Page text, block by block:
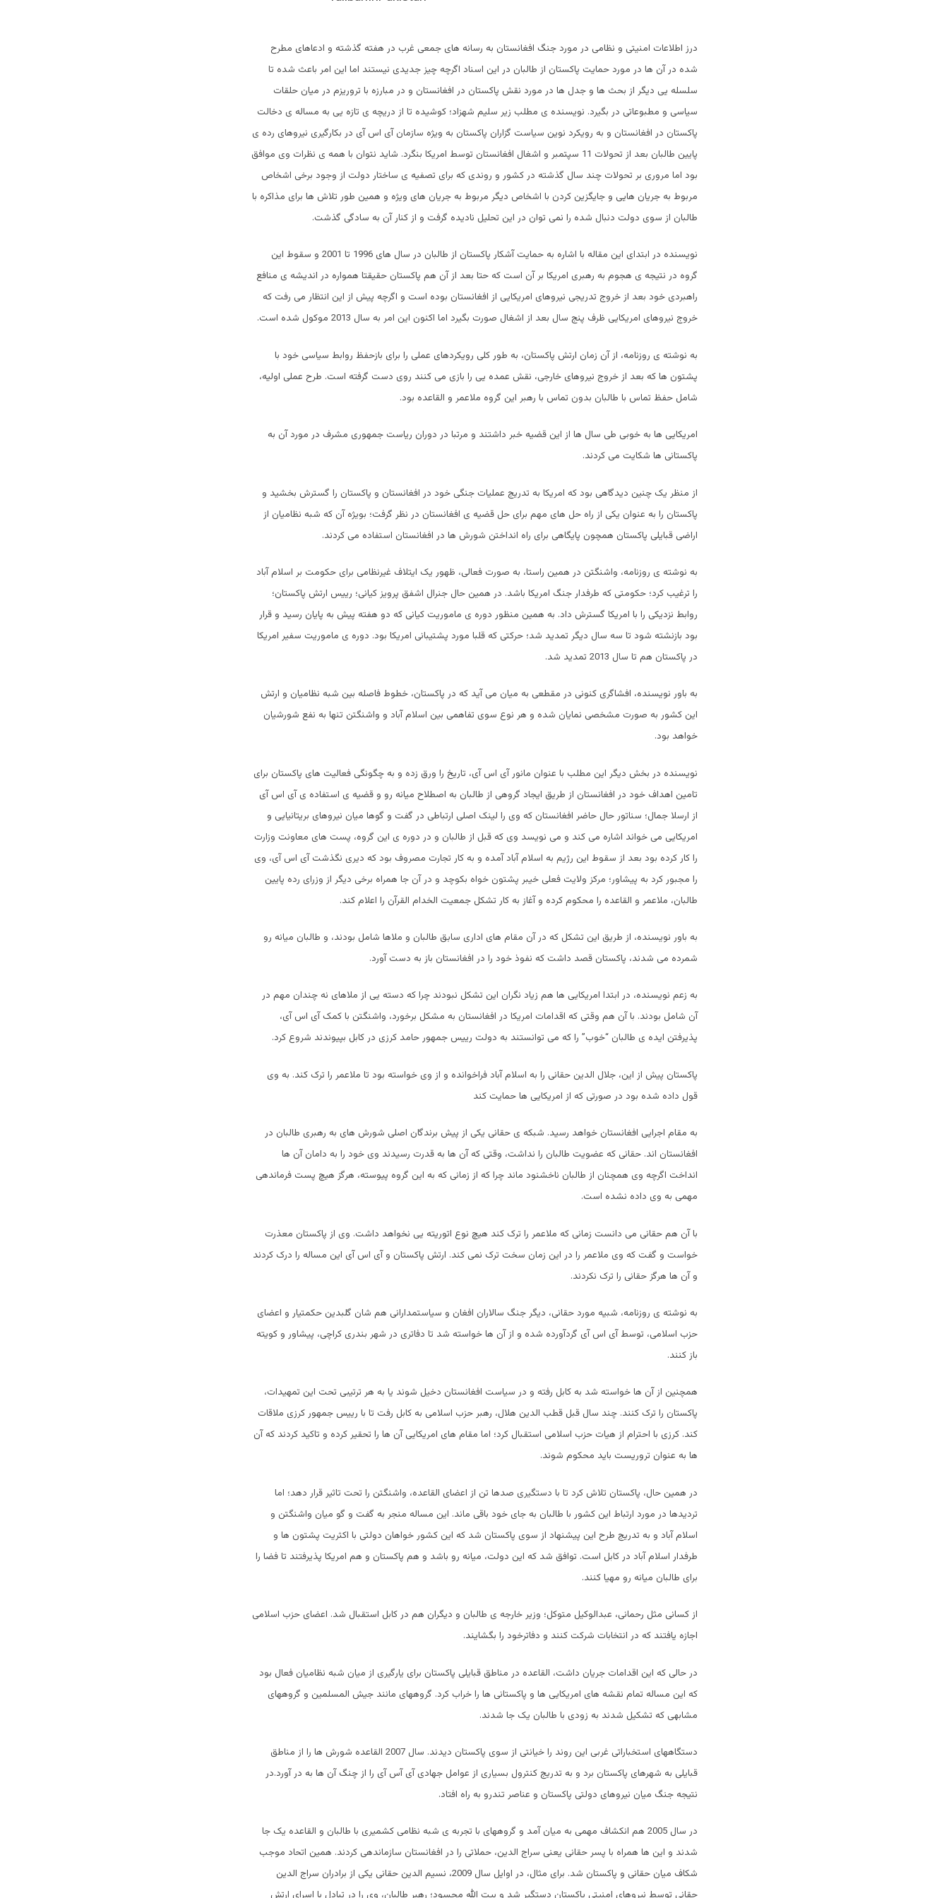
درز اطلاعات امنیتی و نظامی در مورد جنگ افغانستان به رسانه های جمعی غرب در هفته گذشته و ادعاهای مطرح
شده در آن ها در مورد حمایت پاکستان از طالبان در این اسناد اگرچه چیز جدیدی نیستند اما این امر باعث شده تا
سلسله یی دیگر از بحث ها و جدل ها در مورد نقش پاکستان در افغانستان و در مبارزه با تروریزم در میان حلقات
سیاسی و مطبوعاتی در بگیرد. نویسنده ی مطلب زیر سلیم شهزاد؛ کوشیده تا از دریچه ی تازه یی به مساله ی دخالت
پاکستان در افغانستان و به رویکرد نوین سیاست گزاران پاکستان به ویژه سازمان آی اس آی در بکارگیری نیروهای رده ی
پایین طالبان بعد از تحولات 11 سپتمبر و اشغال افغانستان توسط امریکا بنگرد. شاید نتوان با همه ی نظرات وی موافق
بود اما مروری بر تحولات چند سال گذشته در کشور و روندی که برای تصفیه ی ساختار دولت از وجود برخی اشخاص
مربوط به جریان هایی و جایگزین کردن با اشخاص دیگر مربوط به جریان های ویژه و همین طور تلاش ها برای مذاکره با
طالبان از سوی دولت دنبال شده را نمی توان در این تحلیل نادیده گرفت و از کنار آن به سادگی گذشت.
نویسنده در ابتدای این مقاله با اشاره به حمایت آشکار پاکستان از طالبان در سال های 1996 تا 2001 و سقوط این
گروه در نتیجه ی هجوم به رهبری امریکا بر آن است که حتا بعد از آن هم پاکستان حقیقتا همواره در اندیشه ی منافع
راهبردی خود بعد از خروج تدریجی نیروهای امریکایی از افغانستان بوده است و اگرچه پیش از این انتظار می رفت که
خروج نیروهای امریکایی ظرف پنج سال بعد از اشغال صورت بگیرد اما اکنون این امر به سال 2013 موکول شده است.
به نوشته ی روزنامه، از آن زمان ارتش پاکستان، به طور کلی رویکردهای عملی را برای بازحفظ روابط سیاسی خود با
پشتون ها که بعد از خروج نیروهای خارجی، نقش عمده یی را بازی می کنند روی دست گرفته است. طرح عملی اولیه،
شامل حفظ تماس با طالبان بدون تماس با رهبر این گروه ملاعمر و القاعده بود.
امریکایی ها به خوبی طی سال ها از این قضیه خبر داشتند و مرتبا در دوران ریاست جمهوری مشرف در مورد آن به
پاکستانی ها شکایت می کردند.
از منظر یک چنین دیدگاهی بود که امریکا به تدریج عملیات جنگی خود در افغانستان و پاکستان را گسترش بخشید و
پاکستان را به عنوان یکی از راه حل های مهم برای حل قضیه ی افغانستان در نظر گرفت؛ بویژه آن که شبه نظامیان از
اراضی قبایلی پاکستان همچون پایگاهی برای راه انداختن شورش ها در افغانستان استفاده می کردند.
به نوشته ی روزنامه، واشنگتن در همین راستا، به صورت فعالی، ظهور یک ایتلاف غیرنظامی برای حکومت بر اسلام آباد
را ترغیب کرد؛ حکومتی که طرفدار جنگ امریکا باشد. در همین حال جنرال اشفق پرویز کیانی؛ رییس ارتش پاکستان؛
روابط نزدیکی را با امریکا گسترش داد. به همین منظور دوره ی ماموریت کیانی که دو هفته پیش به پایان رسید و قرار
بود بازنشته شود تا سه سال دیگر تمدید شد؛ حرکتی که قلبا مورد پشتیبانی امریکا بود. دوره ی ماموریت سفیر امریکا
در پاکستان هم تا سال 2013 تمدید شد.
به باور نویسنده، افشاگری کنونی در مقطعی به میان می آید که در پاکستان، خطوط فاصله بین شبه نظامیان و ارتش
این کشور به صورت مشخصی نمایان شده و هر نوع سوی تفاهمی بین اسلام آباد و واشنگتن تنها به نفع شورشیان
خواهد بود.
نویسنده در بخش دیگر این مطلب با عنوان مانور آی اس آی، تاریخ را ورق زده و به چگونگی فعالیت های پاکستان برای
تامین اهداف خود در افغانستان از طریق ایجاد گروهی از طالبان به اصطلاح میانه رو و قضیه ی استفاده ی آی اس آی
از ارسلا جمال؛ سناتور حال حاضر افغانستان که وی را لینک اصلی ارتباطی در گفت و گوها میان نیروهای بریتانیایی و
امریکایی می خواند اشاره می کند و می نویسد وی که قبل از طالبان و در دوره ی این گروه، پست های معاونت وزارت
را کار کرده بود بعد از سقوط این رژیم به اسلام آباد آمده و به کار تجارت مصروف بود که دیری نگذشت آی اس آی، وی
را مجبور کرد به پیشاور؛ مرکز ولایت فعلی خیبر پشتون خواه بکوچد و در آن جا همراه برخی دیگر از وزرای رده پایین
طالبان، ملاعمر و القاعده را محکوم کرده و آغاز به کار تشکل جمعیت الخدام القرآن را اعلام کند.
به باور نویسنده، از طریق این تشکل که در آن مقام های اداری سابق طالبان و ملاها شامل بودند، و طالبان میانه رو
شمرده می شدند، پاکستان قصد داشت که نفوذ خود را در افغانستان باز به دست آورد.
به زعم نویسنده، در ابتدا امریکایی ها هم زیاد نگران این تشکل نبودند چرا که دسته یی از ملاهای نه چندان مهم در
آن شامل بودند. با آن هم وقتی که اقدامات امریکا در افغانستان به مشکل برخورد، واشنگتن با کمک آی اس آی،
پذیرفتن ایده ی طالبان “خوب” را که می توانستند به دولت رییس جمهور حامد کرزی در کابل بپیوندند شروع کرد.
پاکستان پیش از این، جلال الدین حقانی را به اسلام آباد فراخوانده و از وی خواسته بود تا ملاعمر را ترک کند. به وی
قول داده شده بود در صورتی که از امریکایی ها حمایت کند
به مقام اجرایی افغانستان خواهد رسید. شبکه ی حقانی یکی از پیش برندگان اصلی شورش های به رهبری طالبان در
افغانستان اند. حقانی که عضویت طالبان را نداشت، وقتی که آن ها به قدرت رسیدند وی خود را به دامان آن ها
انداخت اگرچه وی همچنان از طالبان ناخشنود ماند چرا که از زمانی که به این گروه پیوسته، هرگز هیچ پست فرماندهی
مهمی به وی داده نشده است.
با آن هم حقانی می دانست زمانی که ملاعمر را ترک کند هیچ نوع اتوریته یی نخواهد داشت. وی از پاکستان معذرت
خواست و گفت که وی ملاعمر را در این زمان سخت ترک نمی کند. ارتش پاکستان و آی اس آی این مساله را درک کردند
و آن ها هرگز حقانی را ترک نکردند.
به نوشته ی روزنامه، شبیه مورد حقانی، دیگر جنگ سالاران افغان و سیاستمدارانی هم شان گلبدین حکمتیار و اعضای
حزب اسلامی، توسط آی اس آی گردآورده شده و از آن ها خواسته شد تا دفاتری در شهر بندری کراچی، پیشاور و کویته
باز کنند.
همچنین از آن ها خواسته شد به کابل رفته و در سیاست افغانستان دخیل شوند یا به هر ترتیبی تحت این تمهیدات،
پاکستان را ترک کنند. چند سال قبل قطب الدین هلال، رهبر حزب اسلامی به کابل رفت تا با رییس جمهور کرزی ملاقات
کند. کرزی با احترام از هیات حزب اسلامی استقبال کرد؛ اما مقام های امریکایی آن ها را تحقیر کرده و تاکید کردند که آن
ها به عنوان تروریست باید محکوم شوند.
در همین حال، پاکستان تلاش کرد تا با دستگیری صدها تن از اعضای القاعده، واشنگتن را تحت تاثیر قرار دهد؛ اما
تردیدها در مورد ارتباط این کشور با طالبان به جای خود باقی ماند. این مساله منجر به گفت و گو میان واشنگتن و
اسلام آباد و به تدریج طرح این پیشنهاد از سوی پاکستان شد که این کشور خواهان دولتی با اکثریت پشتون ها و
طرفدار اسلام آباد در کابل است. توافق شد که این دولت، میانه رو باشد و هم پاکستان و هم امریکا پذیرفتند تا فضا را
برای طالبان میانه رو مهیا کنند.
از کسانی مثل رحمانی، عبدالوکیل متوکل؛ وزیر خارجه ی طالبان و دیگران هم در کابل استقبال شد. اعضای حزب اسلامی
اجازه یافتند که در انتخابات شرکت کنند و دفاترخود را بگشایند.
در حالی که این اقدامات جریان داشت، القاعده در مناطق قبایلی پاکستان برای یارگیری از میان شبه نظامیان فعال بود
که این مساله تمام نقشه های امریکایی ها و پاکستانی ها را خراب کرد. گروههای مانند جیش المسلمین و گروههای
مشابهی که تشکیل شدند به زودی با طالبان یک جا شدند.
دستگاههای استخباراتی غربی این روند را خیانتی از سوی پاکستان دیدند. سال 2007 القاعده شورش ها را از مناطق
قبایلی به شهرهای پاکستان برد و به تدریج کنترول بسیاری از عوامل جهادی آی آس آی را از چنگ آن ها به در آورد.در
نتیجه جنگ میان نیروهای دولتی پاکستان و عناصر تندرو به راه افتاد.
در سال 2005 هم انکشاف مهمی به میان آمد و گروههای با تجربه ی شبه نظامی کشمیری با طالبان و القاعده یک جا
شدند و این ها همراه با پسر حقانی یعنی سراج الدین، حملاتی را در افغانستان سازماندهی کردند. همین اتحاد موجب
شکاف میان حقانی و پاکستان شد. برای مثال، در اوایل سال 2009، نسیم الدین حقانی یکی از برادران سراج الدین